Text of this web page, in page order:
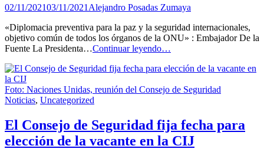
02/11/202103/11/2021 Alejandro Posadas Zumaya
«Diplomacia preventiva para la paz y la seguridad internacionales,
objetivo común de todos los órganos de la ONU» : Embajador De la
Fuente La Presidenta…Continuar leyendo…
en
del
Seguridad
con
la
Foto: Naciones Unidas, reunión del Consejo de Seguridad
Noticias, Uncategorized
El Consejo de Seguridad fija fecha para
elección de la vacante en la CIJ